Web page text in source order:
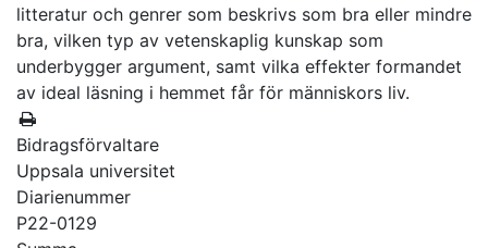
litteratur och genrer som beskrivs som bra eller mindre
bra, vilken typ av vetenskaplig kunskap som
underbygger argument, samt vilka effekter formandet
av ideal läsning i hemmet får för människors liv.
Bidragsförvaltare
Uppsala universitet
Diarienummer
P22-0129